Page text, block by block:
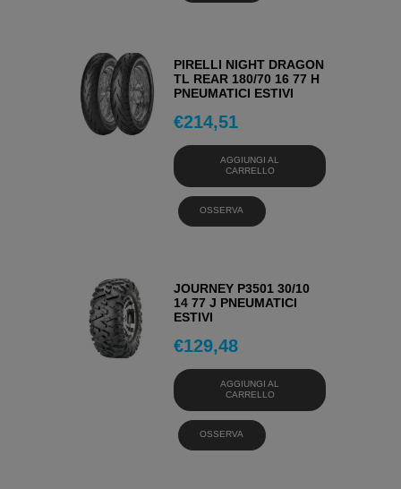
PIRELLI NIGHT DRAGON
TL REAR 180/70 16 77 H
PNEUMATICI ESTIVI
€214,51
AGGIUNGI AL
CARRELLO
OSSERVA
JOURNEY P3501 30/10
14 77 J PNEUMATICI
ESTIVI
€129,48
AGGIUNGI AL
CARRELLO
OSSERVA